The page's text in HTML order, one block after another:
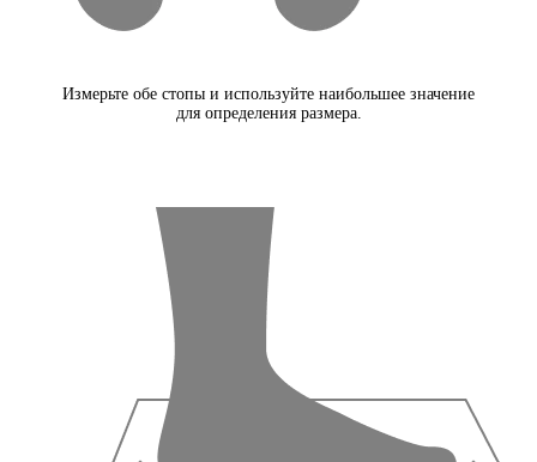
Измерьте обе стопы и используйте наибольшее значение
для определения размера.